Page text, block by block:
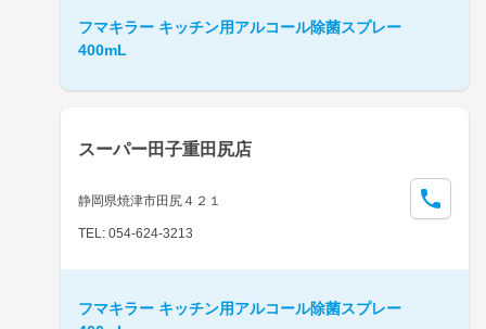
フマキラー キッチン用アルコール除菌スプレー
400mL
スーパー田子重田尻店
静岡県焼津市田尻４２１
TEL: 054-624-3213
フマキラー キッチン用アルコール除菌スプレー